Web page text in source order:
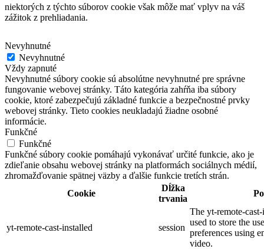
niektorých z týchto súborov cookie však môže mať vplyv na váš
zážitok z prehliadania.
Nevyhnutné
Nevyhnutné
Vždy zapnuté
Nevyhnutné súbory cookie sú absolútne nevyhnutné pre správne
fungovanie webovej stránky. Táto kategória zahŕňa iba súbory
cookie, ktoré zabezpečujú základné funkcie a bezpečnostné prvky
webovej stránky. Tieto cookies neukladajú žiadne osobné
informácie.
Funkčné
Funkčné
Funkčné súbory cookie pomáhajú vykonávať určité funkcie, ako je
zdieľanie obsahu webovej stránky na platformách sociálnych médií,
zhromažďovanie spätnej väzby a ďalšie funkcie tretích strán.
Cookie
Dĺžka
trvania
yt-remote-cast-installed session
The yt-remote-
used to store the
preferences using
video.